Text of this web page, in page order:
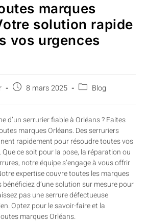
marques
solution rapide
vos urgences
8 mars 2025 Blog
d’un serrurier fiable à Orléans ? Faites
marques Orléans. Des serruriers
rapidement pour résoudre toutes vos
ce soit pour la pose, la réparation ou
notre équipe s’engage à vous offrir
expertise couvre toutes les marques
bénéficiez d’une solution sur mesure pour
pas une serrure défectueuse
Optez pour le savoir-faire et la
marques Orléans.